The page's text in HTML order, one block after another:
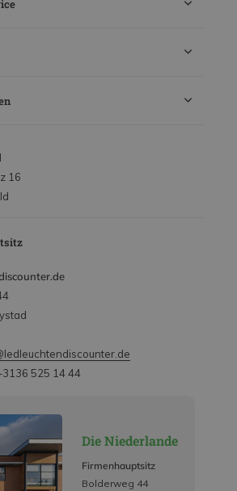
16
525 14 44
Die Niederlande
Firmenhauptsitz
Bolderweg 44